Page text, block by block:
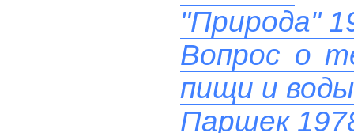
"Природа"
Вопрос о
пищи и воды
Паршек